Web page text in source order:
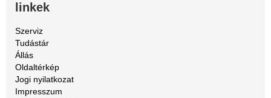
linkek
Szerviz
Tudástár
Állás
Oldaltérkép
Jogi nyilatkozat
Impresszum